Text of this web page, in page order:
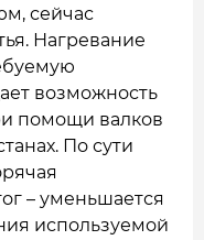
сейчас
Нагревание
возможность
помощи валков
По сути
– уменьшается
используемой